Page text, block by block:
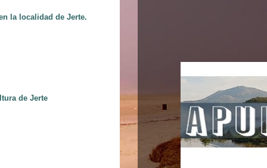
la localidad de Jerte.
de Jerte